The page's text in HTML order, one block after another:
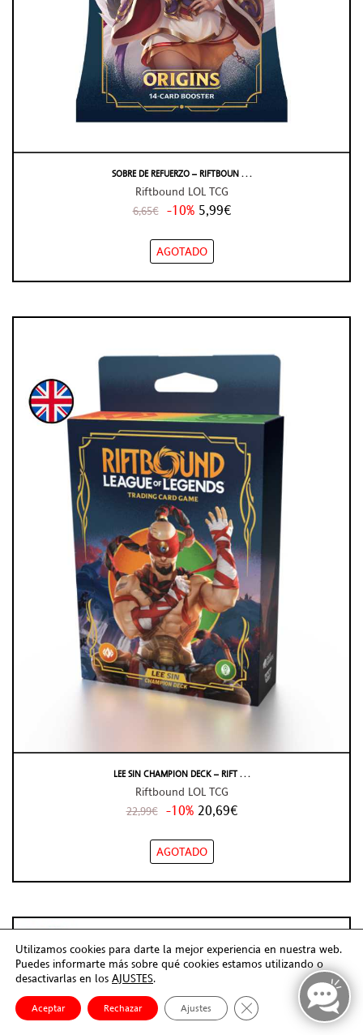
SOBRE DE REFUERZO – RIFTBOUN . . .
Riftbound LOL TCG
6,65€ -10% 5,99€
AGOTADO
LEE SIN CHAMPION DECK – RIFT . . .
Riftbound LOL TCG
22,99€ -10% 20,69€
AGOTADO
Utilizamos cookies para darte la mejor experiencia en nuestra web.
Puedes informarte más sobre qué cookies estamos utilizando o
desactivarlas en los AJUSTES.
Aceptar Rechazar Ajustes Cerrar el banner de